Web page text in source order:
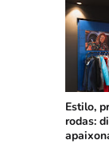
Estilo,
rodas: